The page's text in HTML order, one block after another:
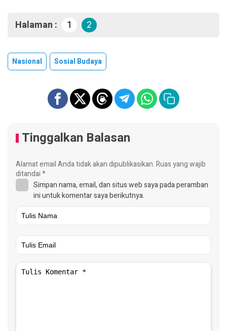
Halaman : 1 2
Nasional Sosial Budaya
Tinggalkan Balasan
Alamat email Anda tidak akan dipublikasikan.Ruas yang wajib
ditandai*
Simpan nama, email, dan situs web saya pada peramban
ini untuk komentar saya berikutnya.